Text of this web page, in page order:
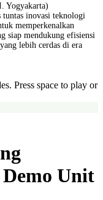
Yogyakarta)
tuntas inovasi teknologi
memperkenalkan
siap mendukung efisiensi
lebih cerdas di era
Press space to play or
Unit